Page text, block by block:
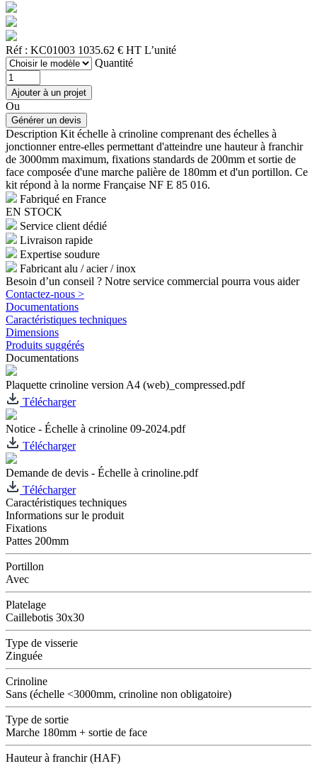
Réf : KC01003 1035.62 € HT L’unité
Quantité
Ou
Description Kit échelle à crinoline comprenant des échelles à
jonctionner entre-elles permettant d'atteindre une hauteur à franchir
de 3000mm maximum, fixations standards de 200mm et sortie de
face composée d'une marche palière de 180mm et d'un portillon. Ce
kit répond à la norme Française NF E 85 016.
Fabriqué en France
EN STOCK
Service client dédié
Livraison rapide
Expertise soudure
Fabricant alu / acier / inox
Besoin d’un conseil ? Notre service commercial pourra vous aider
Contactez-nous >
Documentations
Caractéristiques techniques
Dimensions
Produits suggérés
Documentations
Plaquette crinoline version A4 (web)_compressed.pdf
Télécharger
Notice - Échelle à crinoline 09-2024.pdf
Télécharger
Demande de devis - Échelle à crinoline.pdf
Télécharger
Caractéristiques techniques
Informations sur le produit
Fixations
Pattes 200mm
Portillon
Avec
Platelage
Caillebotis 30x30
Type de visserie
Zinguée
Crinoline
Sans (échelle <3000mm, crinoline non obligatoire)
Type de sortie
Marche 180mm + sortie de face
Hauteur à franchir (HAF)